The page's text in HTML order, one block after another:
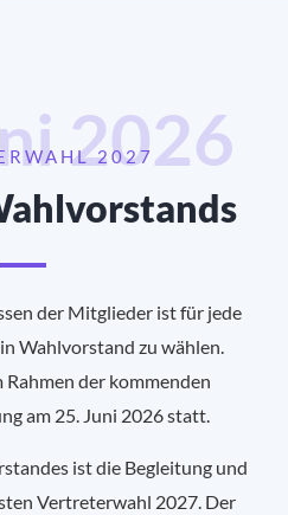
2026
2027
der Mitglieder ist für jede
Wahlvorstand zu wählen.
der kommenden
am 25. Juni 2026 statt.
ist die Begleitung und
Vertreterwahl 2027. Der